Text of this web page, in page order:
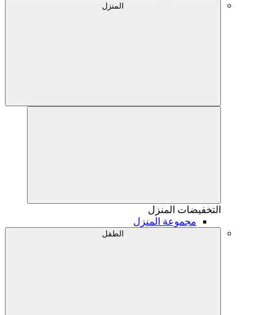
المنزل
التخفيضات المنزل
مجموعة المنزل
الطفل